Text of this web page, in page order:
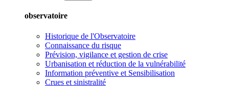
observatoire
Historique de l'Observatoire
Connaissance du risque
Prévision, vigilance et gestion de crise
Urbanisation et réduction de la vulnérabilité
Information préventive et Sensibilisation
Crues et sinistralité